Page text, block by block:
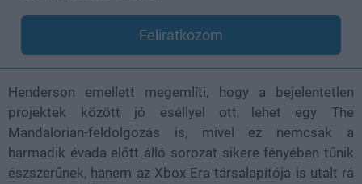
Feliratkozom
Henderson emellett megemlíti, hogy a bejelentetlen
projektek között jó eséllyel ott lehet egy The
Mandalorian-feldolgozás is, mivel ez nemcsak a
harmadik évada előtt álló sorozat sikere fényében tűnik
észszerűnek, hanem az Xbox Era társalapítója is utalt rá